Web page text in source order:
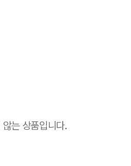
않는 상품입니다.